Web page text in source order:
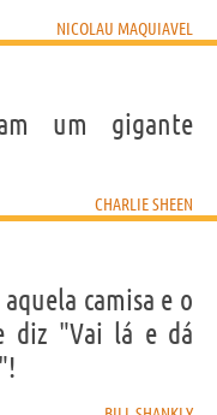
NICOLAU MAQUIAVEL
um gigante
CHARLIE SHEEN
camisa e o
diz "Vai lá e dá